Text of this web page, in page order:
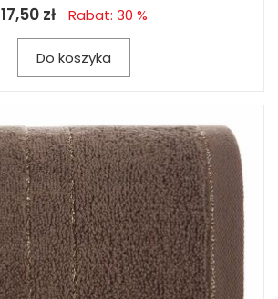
17,50 zł Rabat: 30 %
Do koszyka